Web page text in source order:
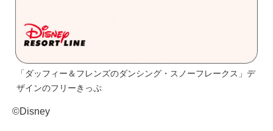
「ダッフィー＆フレンズのダンシング・スノーフレークス」デ
ザインのフリーきっぷ
©Disney